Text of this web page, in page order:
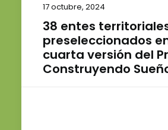
17 octubre, 2024
38 entes
preseleccionados
cuarta versión del
Construyendo